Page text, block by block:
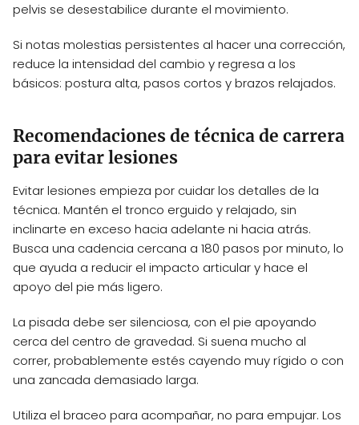
pelvis se desestabilice durante el movimiento.
Si notas molestias persistentes al hacer una corrección,
reduce la intensidad del cambio y regresa a los
básicos: postura alta, pasos cortos y brazos relajados.
Recomendaciones de técnica de carrera
para evitar lesiones
Evitar lesiones empieza por cuidar los detalles de la
técnica. Mantén el tronco erguido y relajado, sin
inclinarte en exceso hacia adelante ni hacia atrás.
Busca una cadencia cercana a 180 pasos por minuto, lo
que ayuda a reducir el impacto articular y hace el
apoyo del pie más ligero.
La pisada debe ser silenciosa, con el pie apoyando
cerca del centro de gravedad. Si suena mucho al
correr, probablemente estés cayendo muy rígido o con
una zancada demasiado larga.
Utiliza el braceo para acompañar, no para empujar. Los